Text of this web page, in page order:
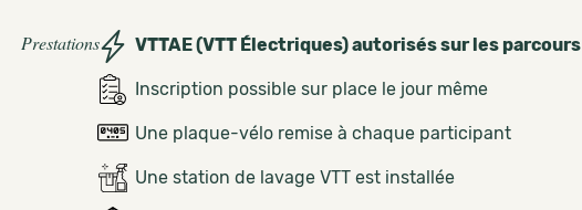
Prestations VTTAE (VTT Électriques) autorisés sur les parcours
Inscription possible sur place le jour même
Une plaque-vélo remise à chaque participant
Une station de lavage VTT est installée